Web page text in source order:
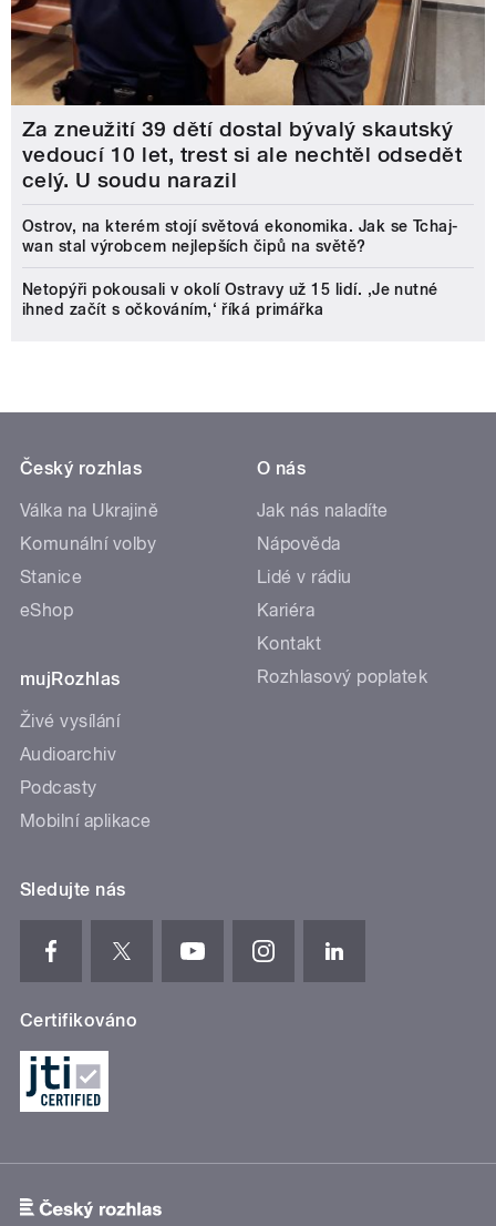
Za zneužití 39 dětí dostal bývalý skautský
vedoucí 10 let, trest si ale nechtěl odsedět
celý. U soudu narazil
Ostrov, na kterém stojí světová ekonomika. Jak se Tchaj-
wan stal výrobcem nejlepších čipů na světě?
Netopýři pokousali v okolí Ostravy už 15 lidí. ‚Je nutné
ihned začít s očkováním,‘ říká primářka
Český rozhlas
Válka na Ukrajině
Komunální volby
Stanice
eShop
mujRozhlas
Živé vysílání
Audioarchiv
Podcasty
Mobilní aplikace
O nás
Jak nás naladíte
Nápověda
Lidé v rádiu
Kariéra
Kontakt
Rozhlasový poplatek
Sledujte nás
Certifikováno